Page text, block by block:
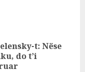
t: Nëse
do t’i